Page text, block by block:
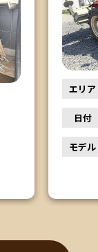
エリア
日付
モデル